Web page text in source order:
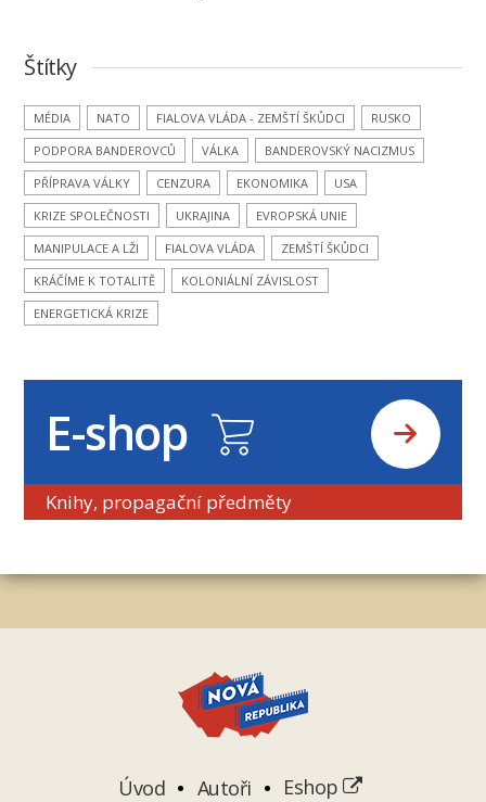
Štítky
MÉDIA NATO FIALOVA VLÁDA - ZEMŠTÍ ŠKŮDCI
RUSKO
PODPORA BANDEROVCŮ
VÁLKA
BANDEROVSKÝ NACIZMUS
PŘÍPRAVA VÁLKY
CENZURA EKONOMIKA
USA
KRIZE SPOLEČNOSTI
UKRAJINA
EVROPSKÁ UNIE
MANIPULACE A LŽI
FIALOVA VLÁDA
ZEMŠTÍ ŠKŮDCI
KRÁČÍME K TOTALITĚ
KOLONIÁLNÍ ZÁVISLOST
ENERGETICKÁ KRIZE
E-shop
Knihy, propagační předměty
Úvod Autoři Eshop